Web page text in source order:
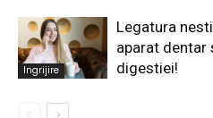
Ingrijire
Legatura
aparat dentar
digestiei!